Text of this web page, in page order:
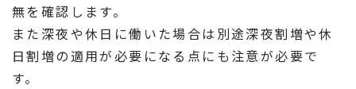
無を確認します。
また深夜や休日に働いた場合は別途深夜割増や休
日割増の適用が必要になる点にも注意が必要で
す。